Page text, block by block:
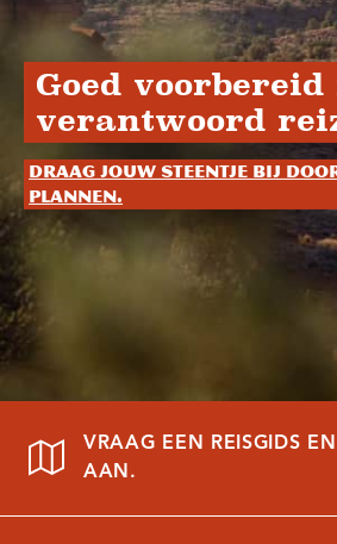
Goed
verantwoord
Draag jouw steentje bij
plannen.
VRAAG EEN REISGIDS
AAN.